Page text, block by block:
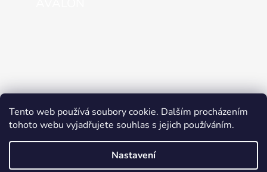
Tento web používá soubory cookie. Dalším procházením
tohoto webu vyjadřujete souhlas s jejich používáním.
Nastavení